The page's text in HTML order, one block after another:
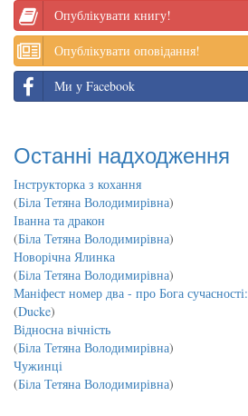
Опублікувати книгу!
Опублікувати оповідання!
Ми у Facebook
Останні надходження
Інструкторка з кохання
(Біла Тетяна Володимирівна)
Іванна та дракон
(Біла Тетяна Володимирівна)
Новорічна Ялинка
(Біла Тетяна Володимирівна)
Маніфест номер два - про Бога сучасності:
(Ducke)
Відносна вічність
(Біла Тетяна Володимирівна)
Чужинці
(Біла Тетяна Володимирівна)